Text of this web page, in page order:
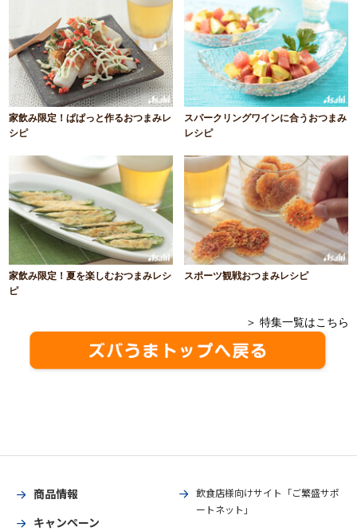
家飲み限定！ぱぱっと作るおつまみレ
シピ
スパークリングワインに合うおつまみ
レシピ
家飲み限定！夏を楽しむおつまみレシ
ピ
スポーツ観戦おつまみレシピ
＞ 特集一覧はこちら
商品情報
キャンペーン
飲食店様向けサイト「ご繁盛サポ
ートネット」